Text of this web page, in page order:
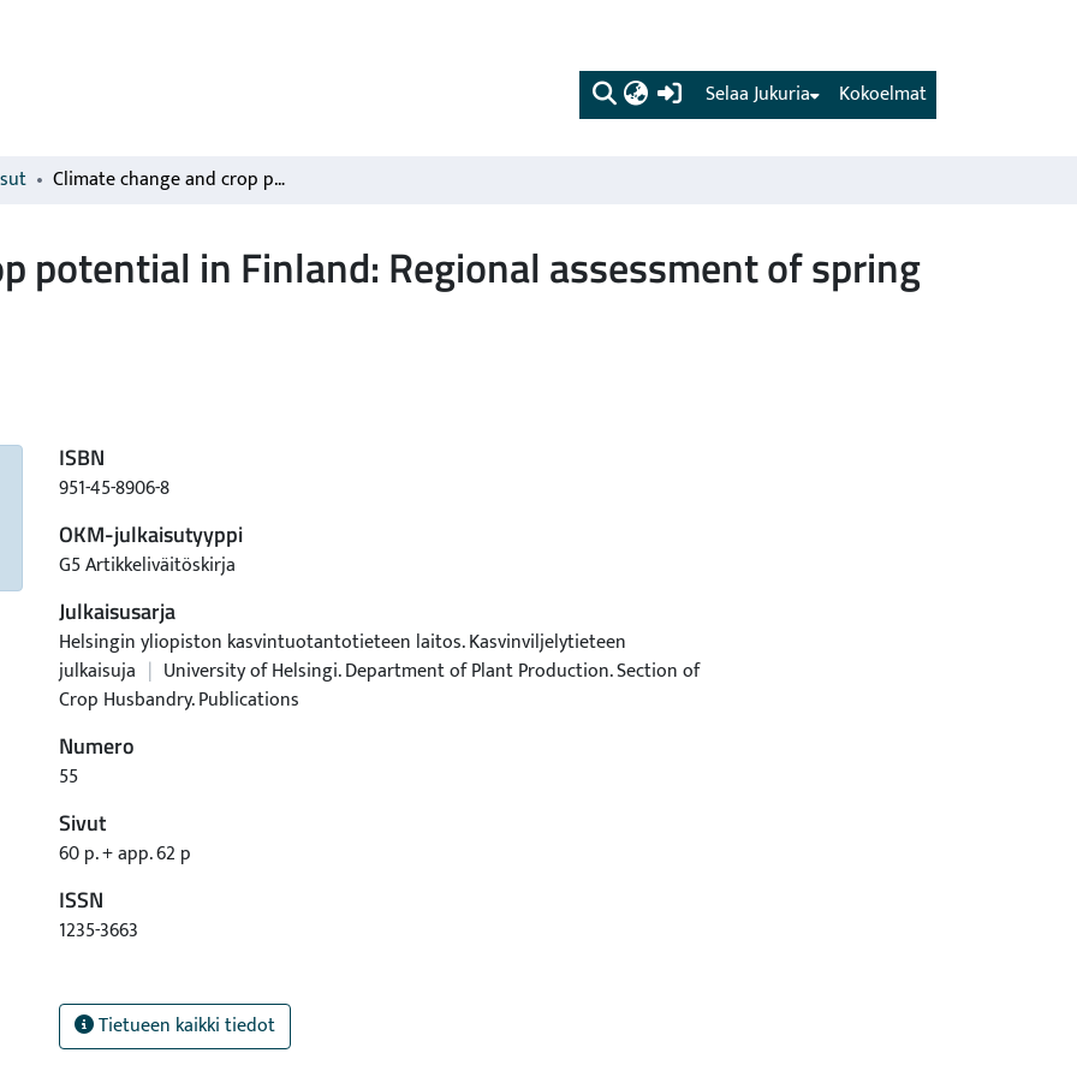
(current) Kokoelmat
Selaa Jukuria
Climate change and crop potential in Finland: Regional assessment of spring wheat
potential in Finland: Regional assessment of spring
ISBN
951-45-8906-8
OKM-julkaisutyyppi
G5 Artikkeliväitöskirja
Julkaisusarja
Helsingin yliopiston kasvintuotantotieteen laitos. Kasvinviljelytieteen
julkaisuja | University of Helsingi. Department of Plant Production. Section of
Crop Husbandry. Publications
Numero
55
Sivut
60 p. + app. 62 p
ISSN
1235-3663
Tietueen kaikki tiedot